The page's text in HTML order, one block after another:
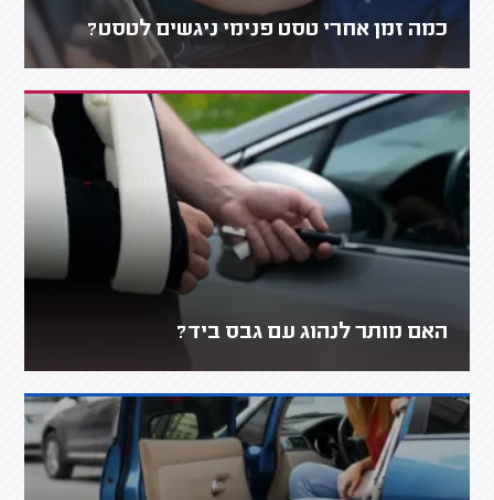
כמה זמן אחרי טסט פנימי ניגשים לטסט?
האם מותר לנהוג עם גבס ביד?